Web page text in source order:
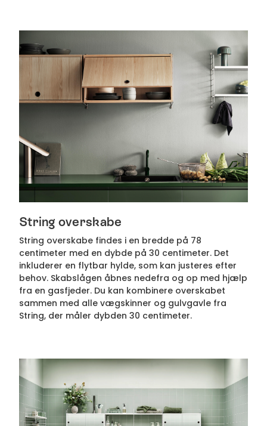
String overskabe
String overskabe findes i en bredde på 78
centimeter med en dybde på 30 centimeter. Det
inkluderer en flytbar hylde, som kan justeres efter
behov. Skabslågen åbnes nedefra og op med hjælp
fra en gasfjeder. Du kan kombinere overskabet
sammen med alle vægskinner og gulvgavle fra
String, der måler dybden 30 centimeter.